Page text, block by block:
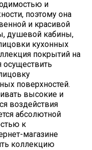
и
поэтому она
и красивой
душевой кабины,
кухонных
покрытий на
поверхностей.
высокие и
воздействия
абсолютной
к
магазине
коллекцию